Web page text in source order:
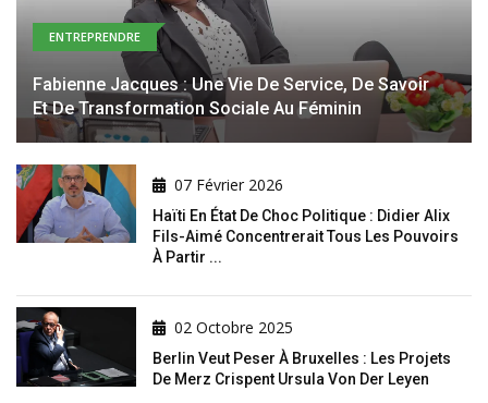
ENTREPRENDRE
Fabienne Jacques : Une Vie De Service, De Savoir
Et De Transformation Sociale Au Féminin
07 Février 2026
Haïti En État De Choc Politique : Didier Alix
Fils-Aimé Concentrerait Tous Les Pouvoirs
À Partir ...
02 Octobre 2025
Berlin Veut Peser À Bruxelles : Les Projets
De Merz Crispent Ursula Von Der Leyen